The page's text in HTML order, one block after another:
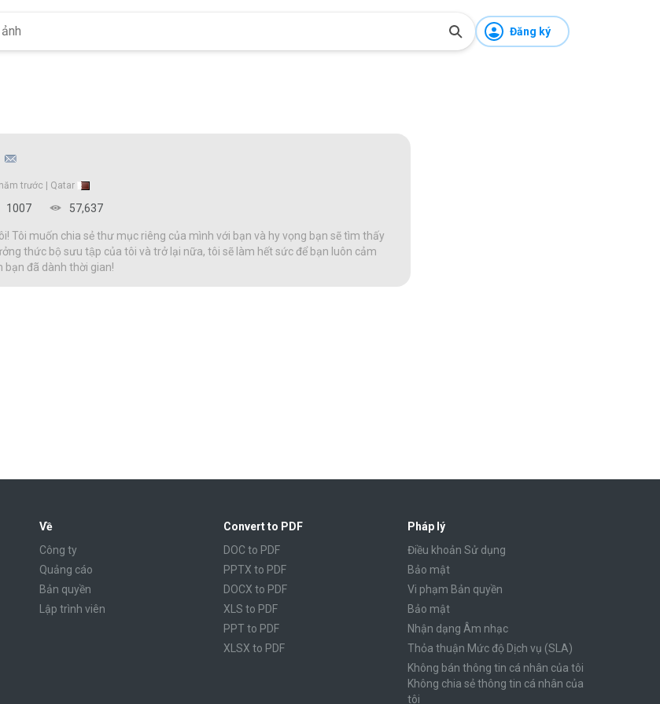
Đăng ký
trước | Qatar
1007 57,637
Tôi muốn chia sẻ thư mục riêng của mình với bạn và hy vọng bạn sẽ tìm thấy
thức bộ sưu tập của tôi và trở lại nữa, tôi sẽ làm hết sức để bạn luôn cảm
bạn đã dành thời gian!
Về
Công ty
Quảng cáo
Bản quyền
Lập trình viên
Convert to PDF
DOC to PDF
PPTX to PDF
DOCX to PDF
XLS to PDF
PPT to PDF
XLSX to PDF
Pháp lý
Điều khoản Sử dụng
Bảo mật
Vi phạm Bản quyền
Bảo mật
Nhận dạng Âm nhạc
Thỏa thuận Mức độ Dịch vụ (SLA)
Không bán thông tin cá nhân của tôi
Không chia sẻ thông tin cá nhân của
tôi